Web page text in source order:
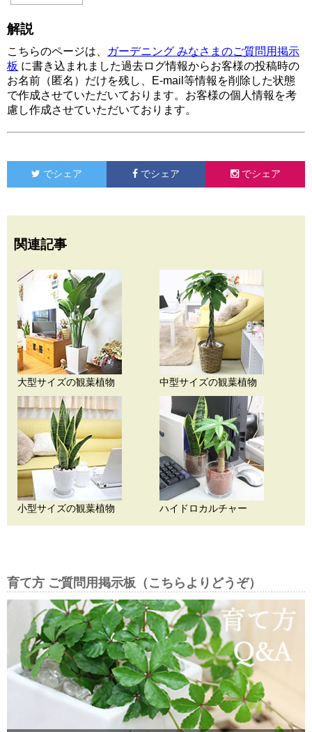
解説
こちらのページは、
ガーデニング みなさまのご質問用掲示
板 に書き込まれました過去ログ情報からお客様の投稿時の
お名前（匿名）だけを残し、E-mail等情報を削除した状態
で作成させていただいております。お客様の個人情報を考
慮し作成させていただいております。
でシェア でシェア でシェア
関連記事
大型サイズの観葉植物 中型サイズの観葉植物
小型サイズの観葉植物 ハイドロカルチャー
育て方 ご質問用掲示板（こちらよりどうぞ）